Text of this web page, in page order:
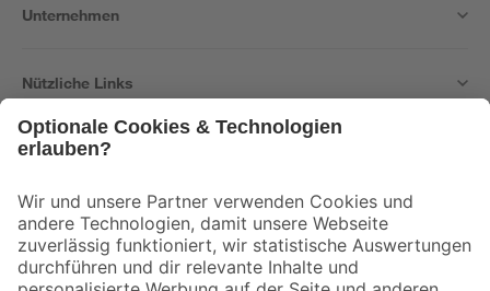
Unternehmen
Nützliche Links
Der toom Newsletter: Keine Angebote und Aktionen mehr verpassen!
Zur Newsletter Anmeldung